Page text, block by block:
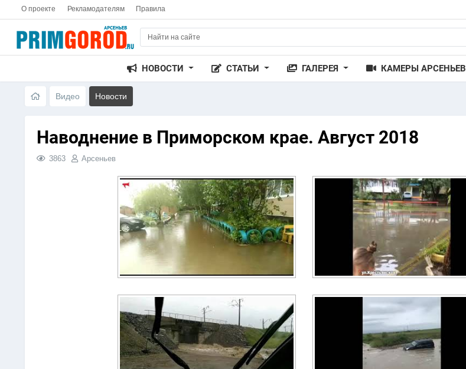
О проекте Рекламодателям Правила
НОВОСТИ СТАТЬИ ГАЛЕРЕЯ КАМЕРЫ АРСЕНЬЕВ
Видео Новости
Наводнение в Приморском крае. Август 2018
3863 Арсеньев